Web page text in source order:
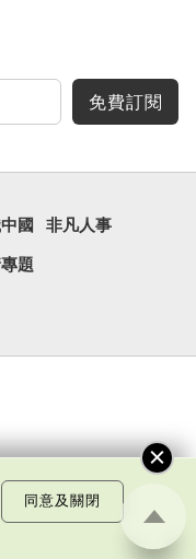
免費訂閱
國 非凡人事
題
同意及關閉